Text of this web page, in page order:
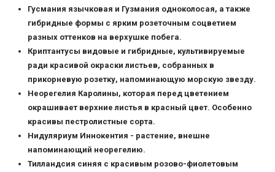
Гусмания язычковая и Гузмания одноколосая, а также
гибридные формы с ярким розеточным соцветием
разных оттенков на верхушке побега.
Криптантусы видовые и гибридные, культивируемые
ради красивой окраски листьев, собранных в
прикорневую розетку, напоминающую морскую звезду.
Неорегелия Каролины, которая перед цветением
окрашивает верхние листья в красный цвет. Особенно
красивы пестролистные сорта.
Нидуляриум Иннокентия - растение, внешне
напоминающий неорегелию.
Тилландсия синяя с красивым розово-фиолетовым